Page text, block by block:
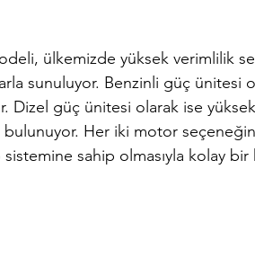
ülkemizde yüksek verimlilik
sunuluyor. Benzinli güç ünitesi
Dizel güç ünitesi olarak ise
Her iki motor
sahip olmasıyla kolay bir